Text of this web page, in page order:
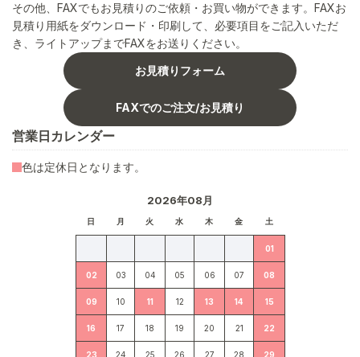
その他、FAXでもお見積りのご依頼・お買い物ができます。FAXお
見積り用紙をダウンロード・印刷して、必要項目をご記入いただ
き、ライトアップまでFAXをお送りください。
お見積りフォーム
FAXでのご注文/お見積り
営業日カレンダー
2026年08月
日 月 火 水 木 金 土
01
02 03 04 05 06 07 08
09 10 11 12 13 14 15
16 17 18 19 20 21 22
23 24 25 26 27 28 29
色は定休日となります。